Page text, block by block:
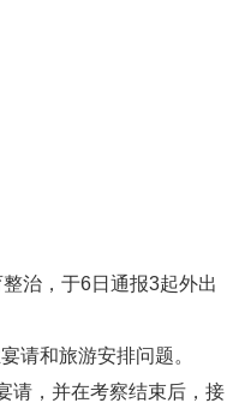
治，于6日通报3起外出
请和旅游安排问题。
请，并在考察结束后，接